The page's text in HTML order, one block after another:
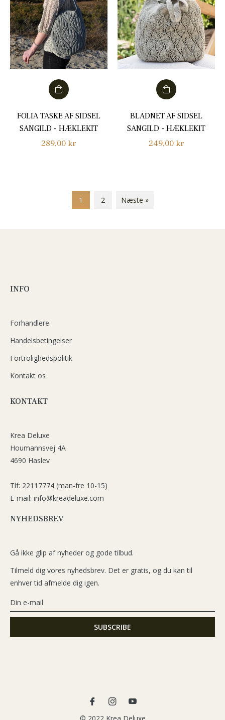
FOLIA TASKE AF SIDSEL
SANGILD - HÆKLEKIT
Normalpris
289,00 kr
BLADNET AF SIDSEL
SANGILD - HÆKLEKIT
Normalpris
249,00 kr
1 2 Næste »
INFO
Forhandlere
Handelsbetingelser
Fortrolighedspolitik
Kontakt os
KONTAKT
Krea Deluxe
Houmannsvej 4A
4690 Haslev
Tlf: 22117774 (man-fre 10-15)
E-mail: info@kreadeluxe.com
NYHEDSBREV
Gå ikke glip af nyheder og gode tilbud.
Tilmeld dig vores nyhedsbrev. Det er gratis, og du kan til
enhver tid afmelde dig igen.
Ins
You